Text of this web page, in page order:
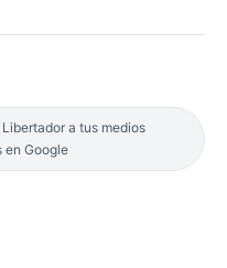
a tus medios
en Google